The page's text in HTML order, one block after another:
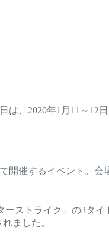
、2020年1月11～12
開催するイベント。
ストライク」の3タ
ました。